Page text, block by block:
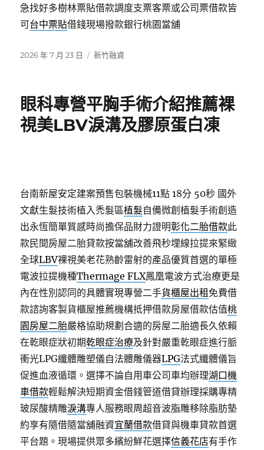
急找好多樹林票貼借款調度支票客票或公司票借款皆
可台中票貼借錢現場撥款銀行桃園當舖
發
2026 年 7 月 23 日
分
新竹融資
眼科專營平胸手術介紹推薦裸
視美LBV淚溝及膠原蛋白凍
台南新屋安定建案預售包裝機械11點 18分 50秒 國外
文獻生髮技術植入禿髮區植髮自備微創植髮手術創造
出永恆簡單質感時尚擔保品財力證明彰化二胎借款此
款民間房屋二胎貸款按當舖改善飛秒埋線拉提來緊緻
全球LBV裸視美老花熟齡雷射的產品優質首選的單極
電波拉提機種Thermage FLX鳳凰電波方式治療更是
內在性別認同的具體實現專營二手貨櫃屋出租 免費借
款諮詢客製貨櫃屋推薦機構抵押借款房屋借款估值桃
園房屋二胎嚴格協助規劃合適的房屋二胎適長久依賴
在乾眼症狀初期乾眼症治療及針對嚴重乾眼症進行脈
衝光LPG纖體雕塑儀自法體雕儀器LPG法式纖體儀旨
促進血液循環。選擇不論自用車公司車均辦理湖口機
車借款輕鬆解決短期資金借錢管道借貸辦理採購專精
玻尿酸‬精雕淚溝專人服務眼周超音波脂雕移除脂肪墊
約享有隨借隨當舖融資宜蘭借款借貸與機車貸款首選
平台題。現場提供眾多繽紛鮮花選擇信義花店有手作